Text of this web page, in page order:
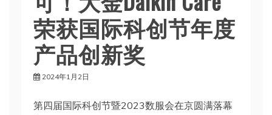
荣获国际科创节年度
产品创新奖
2024年1月2日
第四届国际科创节暨2023数服会在京圆满落幕